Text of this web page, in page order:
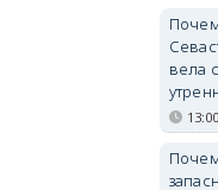
вела